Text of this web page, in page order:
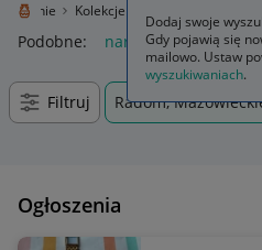
Lokalnie Kolekcje i sztuka
Podobne: naręczne zegarki
Filtruj Radom,
Ogłoszenia
Dodaj swoje
Gdy pojawią się
mailowo. Ustaw
wyszukiwaniach.